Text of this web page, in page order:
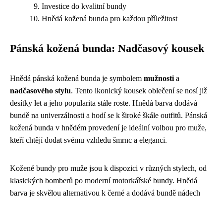
Investice do kvalitní bundy
Hnědá kožená bunda pro každou příležitost
Pánská kožená bunda: Nadčasový kousek
Hnědá pánská kožená bunda je symbolem mužnosti a
nadčasového stylu. Tento ikonický kousek oblečení se nosí již
desítky let a jeho popularita stále roste. Hnědá barva dodává
bundě na univerzálnosti a hodí se k široké škále outfitů. Pánská
kožená bunda v hnědém provedení je ideální volbou pro muže,
kteří chtějí dodat svému vzhledu šmrnc a eleganci.
Kožené bundy pro muže jsou k dispozici v různých stylech, od
klasických bomberů po moderní motorkářské bundy. Hnědá
barva je skvělou alternativou k černé a dodává bundě nádech